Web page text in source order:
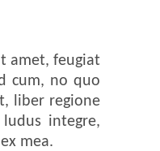
amet, feugiat
cum, no quo
liber regione
integre,
mea.